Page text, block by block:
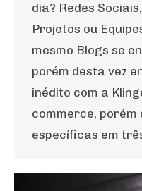
dia? Redes
Projetos ou
mesmo Blogs se
porém desta vez
inédito com a
commerce,
específicas em